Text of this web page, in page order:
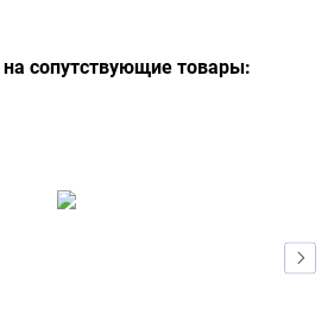
сопутствующие товары: